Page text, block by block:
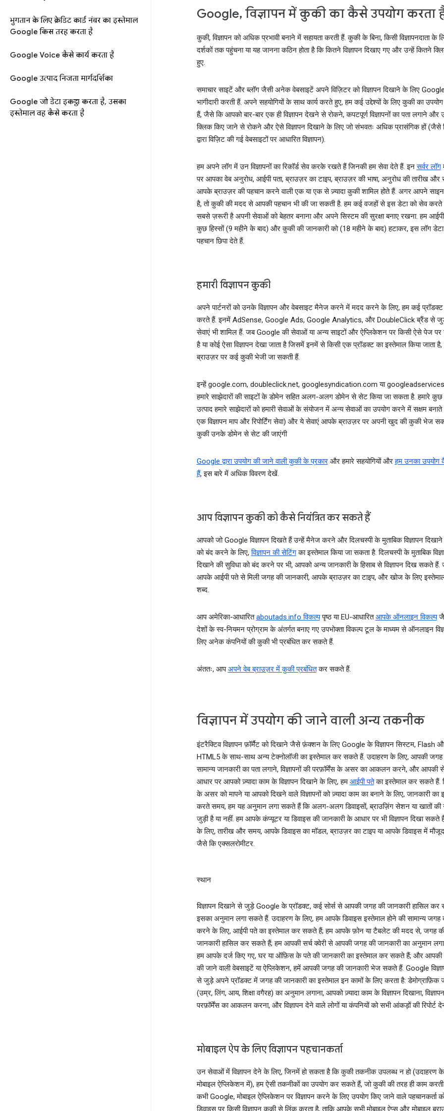
भुगतान के लिए क्रेडिट कार्ड नंबर का इस्तेमाल
Google किस तरह करता है
Google Voice कैसे कार्य करता है
Google उत्पाद निजता मार्गदर्शिका
Google जो डेटा इकट्ठा करता है, उसका
इस्तेमाल वह कैसे करता है
Google, विज्ञापन में कुकी का कैसे उपयोग करता
कुकी, विज्ञापन को अधिक प्रभावी बनाने में सहायता करती हैं. कुकी के बिना, किसी विज्ञापनदाता के
दर्शकों तक पहुंचना या यह जानना कठिन होता है कि कितने विज्ञापन दिखाए गए और उन्हें कितने
हुए.
समाचार साइटें और ब्लॉग जैसी अनेक वेबसाइटें अपने विज़िटर को विज्ञापन दिखाने के लिए
भागीदारी करती हैं. अपने सहयोगियों के साथ कार्य करते हुए, हम कई उद्देश्यों के लिए कुकी का
हैं, जैसे कि आपको बार-बार एक ही विज्ञापन देखने से रोकने, कपटपूर्ण विज्ञापनों का पता लगाने और
क्लिक किए जाने से रोकने और ऐसे विज्ञापन दिखाने के लिए जो संभवतः अधिक प्रासंगिक हों
द्वारा विज़िट की गई वेबसाइटों पर आधारित विज्ञापन).
हम अपने लॉग में उन विज्ञापनों का रिकॉर्ड सेव करके रखते हैं जिनकी हम सेवा देते हैं. इनसर्वर लॉग
पर आपका वेब अनुरोध, आईपी पता, ब्राउज़र का टाइप, ब्राउज़र की भाषा, अनुरोध की तारीख
आपके ब्राउज़र की पहचान करने वाली एक या एक से ज़्यादा कुकी शामिल होते हैं. अगर आपने
है, तो कुकी की मदद से आपकी पहचान भी की जा सकती है. हम कई वजहों से इस डेटा को सेव करते
सबसे ज़रूरी है अपनी सेवाओं को बेहतर बनाना और अपने सिस्टम की सुरक्षा बनाए रखना. हम
कुछ हिस्सों (9 महीने के बाद) और कुकी की जानकारी को (18 महीने के बाद) हटाकर, इस लॉग
पहचान छिपा देते हैं.
हमारी विज्ञापन कुकी
अपने पार्टनरों को उनके विज्ञापन और वेबसाइट मैनेज करने में मदद करने के लिए, हम कई
करते हैं. इनमें AdSense, Google Ads, Google Analytics, और DoubleClick ब्रैंड से
सेवाएं भी शामिल हैं. जब Google की सेवाओं या अन्य साइटों और ऐप्लिकेशन पर किसी ऐसे पेज पर
है या कोई ऐसा विज्ञापन देखा जाता है जिसमें इनमें से किसी एक प्रॉडक्ट का इस्तेमाल किया जाता
ब्राउज़र पर कई कुकी भेजी जा सकती हैं.
इन्हें google.com, doubleclick.net, googlesyndication.com या
हमारे साझेदारों की साइटों के डोमेन सहित अलग-अलग डोमेन से सेट किया जा सकता है. हमारे कुछ
उत्पाद हमारे साझेदारों को हमारी सेवाओं के संयोजन में अन्य सेवाओं का उपयोग करने में सक्षम
एक विज्ञापन माप और रिपोर्टिंग सेवा) और ये सेवाएं आपके ब्राउज़र पर अपनी खुद की कुकी भेज
कुकी उनके डोमेन से सेट की जाएंगी
Google द्वारा उपयोग की जाने वाली कुकी के प्रकारऔर हमारे सहयोगियों औरहम उनका
हैं, इस बारे में अधिक विवरण देखें.
आप विज्ञापन कुकी को कैसे नियंत्रित कर सकते हैं
आपको जो Google विज्ञापन दिखते हैं उन्हें मैनेज करने और दिलचस्पी के मुताबिक विज्ञापन दिखाने
को बंद करने के लिए,विज्ञापन की सेटिंगका इस्तेमाल किया जा सकता है. दिलचस्पी के मुताबिक
दिखाने की सुविधा को बंद करने पर भी, आपको अन्य जानकारी के हिसाब से विज्ञापन दिख सकते
आपके आईपी पते से मिली जगह की जानकारी, आपके ब्राउज़र का टाइप, और खोज के लिए
शब्द.
आप अमेरिका-आधारितaboutads.info विकल्पपृष्ठ या EU-आधारितआपके ऑनलाइन विकल्प
देशों के स्व-नियमन प्रोग्राम के अंतर्गत बनाए गए उपभोक्ता विकल्प टूल के माध्यम से ऑनलाइन
लिए अनेक कंपनियों की कुकी भी प्रबंधित कर सकते हैं.
अंततः, आपअपने वेब ब्राउज़र में कुकी प्रबंधितकर सकते हैं.
विज्ञापन में उपयोग की जाने वाली अन्य तकनीक
इंटरैक्टिव विज्ञापन फ़ॉर्मैट को दिखाने जैसे फ़ंक्शन के लिए Google के विज्ञापन सिस्टम, Flash
HTML5 के साथ-साथ अन्य टेक्नोलॉजी का इस्तेमाल कर सकते हैं. उदाहरण के लिए, आपकी जगह
सामान्य जानकारी का पता लगाने, विज्ञापनों की परफ़ॉर्मेंस के असर का आकलन करने, और आपकी
आधार पर आपको ज़्यादा काम के विज्ञापन दिखाने के लिए, हम आईपी पतेका इस्तेमाल कर सकते हैं.
के असर को मापने या आपको दिखने वाले विज्ञापनों को ज़्यादा काम का बनाने के लिए, जानकारी का
करते समय, हम यह अनुमान लगा सकते हैं कि अलग-अलग डिवाइसों, ब्राउज़िंग सेशन या खातों की
जुड़ी है या नहीं. हम आपके कंप्यूटर या डिवाइस की जानकारी के आधार पर भी विज्ञापन दिखा सकते
के लिए, तारीख और समय, आपके डिवाइस का मॉडल, ब्राउज़र का टाइप या आपके डिवाइस में
जैसे कि एक्सलरोमीटर.
स्थान
विज्ञापन दिखाने से जुड़े Google के प्रॉडक्ट, कई सोर्स से आपकी जगह की जानकारी हासिल कर
इसका अनुमान लगा सकते हैं. उदाहरण के लिए, हम आपके डिवाइस इस्तेमाल होने की सामान्य जगह
करने के लिए, आईपी पते का इस्तेमाल कर सकते हैं; हम आपके फ़ोन या टैबलेट की मदद से, जगह
जानकारी हासिल कर सकते हैं; हम आपकी सर्च क्वेरी से आपकी जगह की जानकारी का अनुमान
हम आपके दर्ज किए गए, घर या ऑफ़िस के पते की जानकारी का इस्तेमाल कर सकते हैं; और आपकी
की जाने वाली वेबसाइटें या ऐप्लिकेशन, हमें आपकी जगह की जानकारी भेज सकते हैं. Google
से जुड़े अपने प्रॉडक्ट में जगह की जानकारी का इस्तेमाल इन कामों के लिए करता है: डेमोग्राफ़िक
(उम्र, लिंग, आय, शिक्षा वगैरह) का अनुमान लगाना, आपको ज़्यादा काम के विज्ञापन दिखाना,
परफ़ॉर्मेंस का आकलन करना, और विज्ञापन देने वाले लोगों या कंपनियों को सभी आंकड़ों की रिपोर्ट
मोबाइल ऐप के लिए विज्ञापन पहचानकर्ता
उन सेवाओं में विज्ञापन देने के लिए, जिनमें हो सकता है कि कुकी तकनीक उपलब्ध न हो (उदाहरण के
मोबाइल ऐप्लिकेशन में), हम ऐसी तकनीकों का उपयोग कर सकते हैं, जो कुकी की तरह ही काम
कभी Google, मोबाइल ऐप्लिकेशन पर विज्ञापन करने के लिए उपयोग किए जाने वाले पहचानकर्ता
डिवाइस पर किसी विज्ञापन कुकी से लिंक करता है, ताकि आपके सभी मोबाइल ऐप्स और मोबाइल